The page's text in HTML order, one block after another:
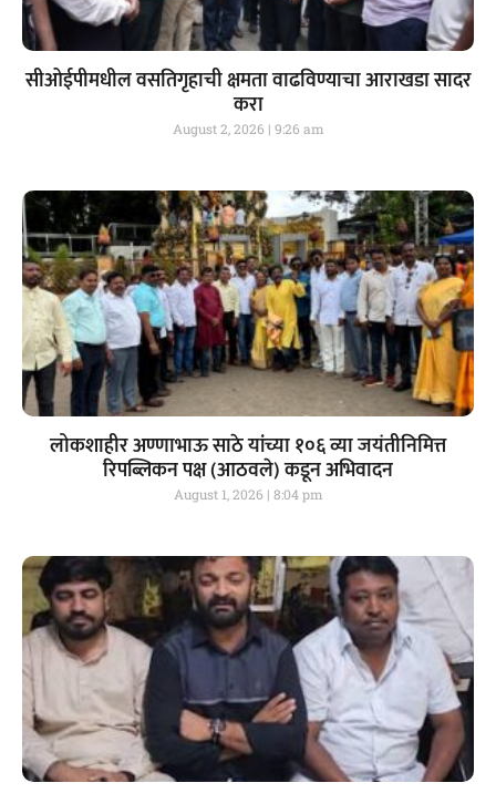
सीओईपीमधील वसतिगृहाची क्षमता वाढविण्याचा आराखडा सादर
करा
August 2, 2026 9:26 am
लोकशाहीर अण्णाभाऊ साठे यांच्या १०६ व्या जयंतीनिमित्त
रिपब्लिकन पक्ष (आठवले) कडून अभिवादन
August 1, 2026 8:04 pm